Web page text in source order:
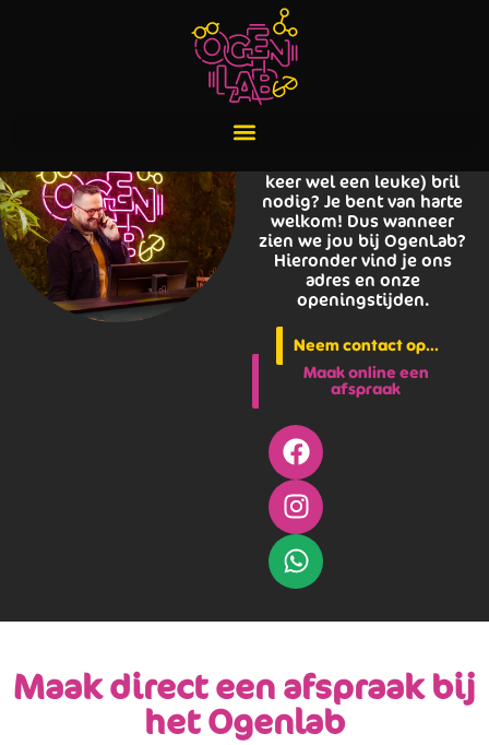
Contact(lens)
keer wel een leuke) bril
nodig? Je bent van harte
welkom! Dus wanneer
zien we jou bij OgenLab?
Hieronder vind je ons
adres en onze
openingstijden.
Neem contact op...
Maak online een
afspraak
Maak direct een afspraak bij
het Ogenlab